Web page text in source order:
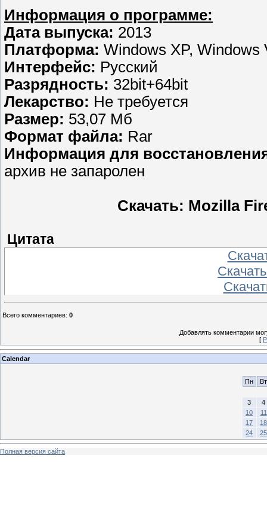
Информация о программе:
Дата выпуска: 2013
Платформа: Windows XP, Windows
Интерфейс: Русский
Разрядность: 32bit+64bit
Лекарство: Не требуется
Размер: 53,07 Мб
Формат файла: Rar
Информация для
архив не запаролен
Скачать: Mozilla
Цитата
Всего комментариев: 0
Добавлять комментарии
[
Calendar
Пн Вт
3
4
10
11
17
18
24
25
Полная версия сайта